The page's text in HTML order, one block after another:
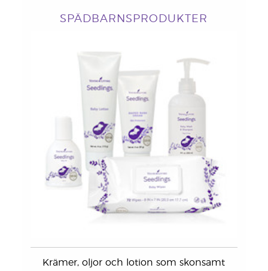
SPÄDBARNSPRODUKTER
Krämer, oljor och lotion som skonsamt